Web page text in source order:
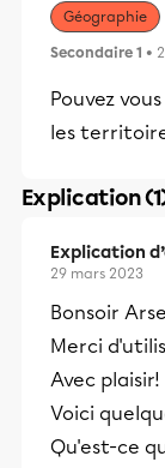
Géographie
Secondaire 1 •
Pouvez
les
Explication
Explication
29 mars 2023
Bonsoir
Merci
Avec plaisir!
Voici
Qu'est-ce